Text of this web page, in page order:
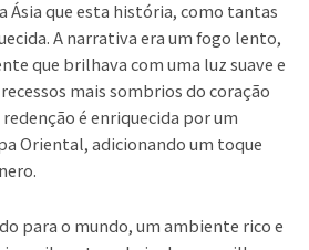
Ásia que esta história, como tantas
A narrativa era um fogo lento,
que brilhava com uma luz suave e
mais sombrios do coração
é enriquecida por um
Oriental, adicionando um toque
para o mundo, um ambiente rico e